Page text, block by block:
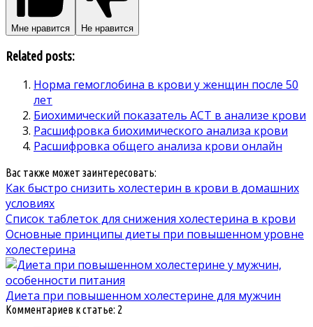
Мне нравится Не нравится
Related posts:
Норма гемоглобина в крови у женщин после 50
лет
Биохимический показатель АСТ в анализе крови
Расшифровка биохимического анализа крови
Расшифровка общего анализа крови онлайн
Вас также может заинтересовать:
Как быстро снизить холестерин в крови в домашних
условиях
Список таблеток для снижения холестерина в крови
Основные принципы диеты при повышенном уровне
холестерина
Диета при повышенном холестерине для мужчин
Комментариев к статье: 2